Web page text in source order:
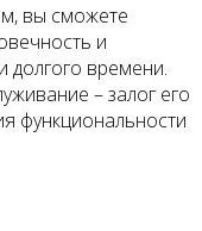
вы сможете
и
долгого времени.
– залог его
функциональности